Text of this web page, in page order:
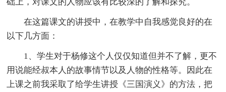
在这篇课文的讲授中，在教学中自我感觉良好的在
以下几方面：
1、学生对于杨修这个人仅仅知道但并不了解，更不
用说能经叔本人的故事情节以及人物的性格等。因此在
上课之前我采取了给学生讲授《三国演义》的方法，把